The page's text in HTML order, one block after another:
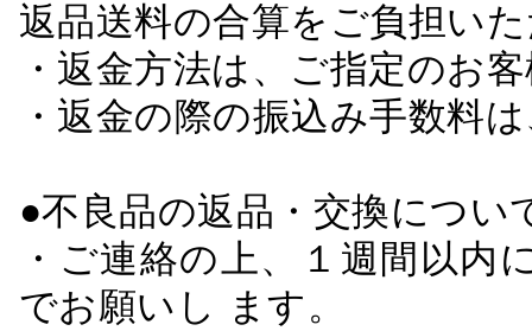
返品送料の合算をご負担い
・返金方法は、ご指定のお
・返金の際の振込み手数料
●不良品の返品・交換につい
・ご連絡の上、１週間以
でお願いし ます。